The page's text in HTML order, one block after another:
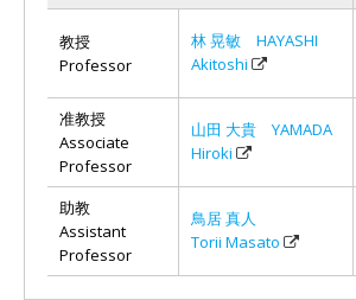
教授
Professor
林 晃敏 HAYASHI
Akitoshi
准教授
Associate
Professor
山田 大貴 YAMADA
Hiroki
助教
Assistant
Professor
鳥居 真人
Torii Masato